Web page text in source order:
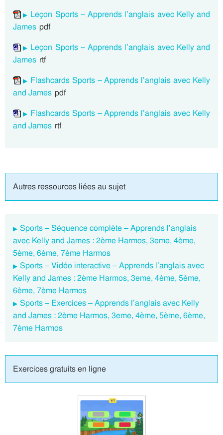
Leçon Sports – Apprends l’anglais avec Kelly and
James pdf
Leçon Sports – Apprends l’anglais avec Kelly and
James rtf
Flashcards Sports – Apprends l’anglais avec Kelly
and James pdf
Flashcards Sports – Apprends l’anglais avec Kelly
and James rtf
Autres ressources liées au sujet
Sports – Séquence complète – Apprends l’anglais
avec Kelly and James : 2ème Harmos, 3eme, 4ème,
5ème, 6ème, 7ème Harmos
Sports – Vidéo interactive – Apprends l’anglais avec
Kelly and James : 2ème Harmos, 3eme, 4ème, 5ème,
6ème, 7ème Harmos
Sports – Exercices – Apprends l’anglais avec Kelly
and James : 2ème Harmos, 3eme, 4ème, 5ème, 6ème,
7ème Harmos
Exercices gratuits en ligne